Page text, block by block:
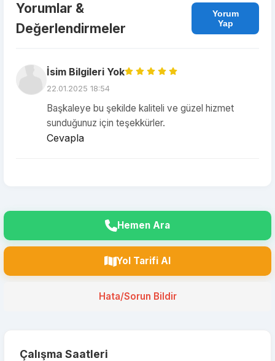
Yorumlar &
Değerlendirmeler
Yorum
Yap
İsim Bilgileri Yok
22.01.2025 18:54
Başkaleye bu şekilde kaliteli ve güzel hizmet
sunduğunuz için teşekkürler.
Cevapla
Hemen Ara
Yol Tarifi Al
Hata/Sorun Bildir
Çalışma Saatleri